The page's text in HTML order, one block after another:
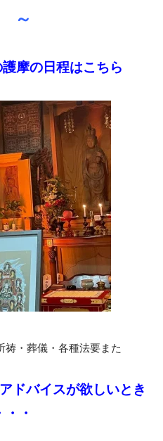
～
摩の日程はこちら
祷・葬儀・各種法要また
ドバイスが欲しいとき
・・